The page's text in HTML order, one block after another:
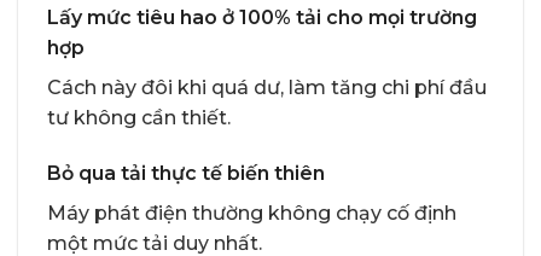
Lấy mức tiêu hao ở 100% tải cho mọi trường
hợp
Cách này đôi khi quá dư, làm tăng chi phí đầu
tư không cần thiết.
Bỏ qua tải thực tế biến thiên
Máy phát điện thường không chạy cố định
một mức tải duy nhất.